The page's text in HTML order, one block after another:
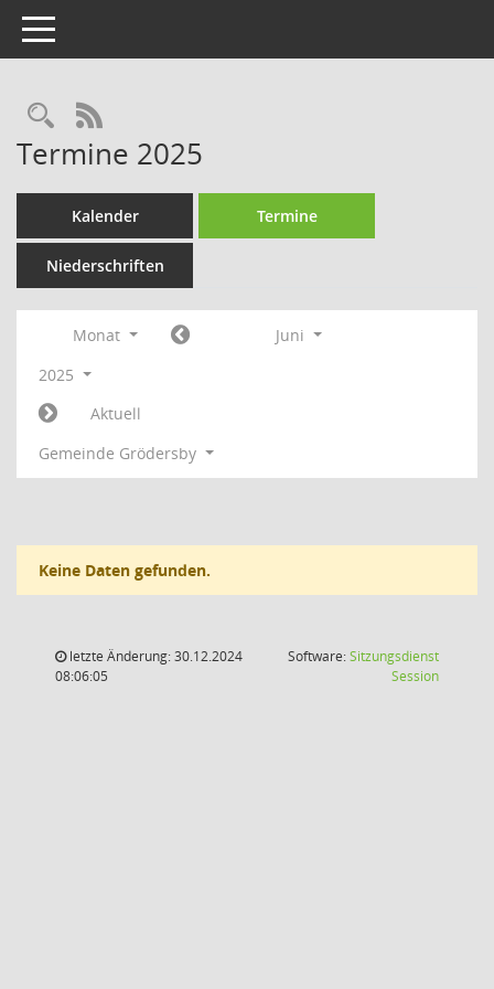
Toggle navigation
Rechercheauswahl
RSS-Feed
Termine 2025
Kalender Termine
Niederschriften
Monat
Juni
2025
Aktuell
Gemeinde Grödersby
Keine Daten gefunden.
letzte Änderung: 30.12.2024
08:06:05
Software:Sitzungsdienst
Session(Wird in